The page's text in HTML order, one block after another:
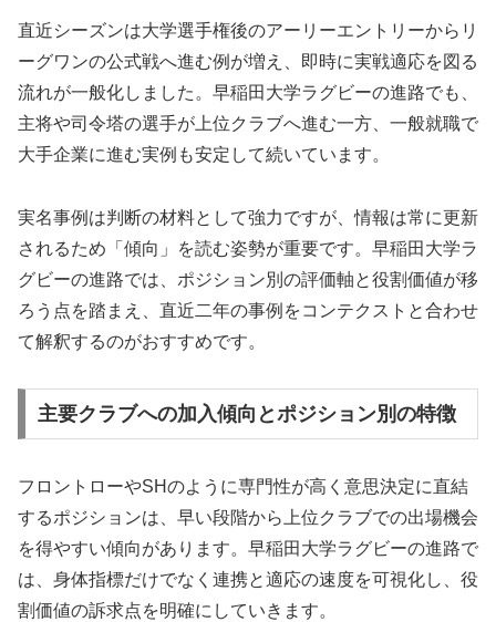
直近シーズンは大学選手権後のアーリーエントリーからリ
ーグワンの公式戦へ進む例が増え、即時に実戦適応を図る
流れが一般化しました。早稲田大学ラグビーの進路でも、
主将や司令塔の選手が上位クラブへ進む一方、一般就職で
大手企業に進む実例も安定して続いています。
実名事例は判断の材料として強力ですが、情報は常に更新
されるため「傾向」を読む姿勢が重要です。早稲田大学ラ
グビーの進路では、ポジション別の評価軸と役割価値が移
ろう点を踏まえ、直近二年の事例をコンテクストと合わせ
て解釈するのがおすすめです。
主要クラブへの加入傾向とポジション別の特徴
フロントローやSHのように専門性が高く意思決定に直結
するポジションは、早い段階から上位クラブでの出場機会
を得やすい傾向があります。早稲田大学ラグビーの進路で
は、身体指標だけでなく連携と適応の速度を可視化し、役
割価値の訴求点を明確にしていきます。